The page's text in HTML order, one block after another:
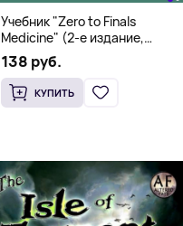
Учебник "Zero to Finals
Medicine" (2-е издание,
Мягкая обложка) Dr. Thomas
Watchman
138 руб.
КУПИТЬ